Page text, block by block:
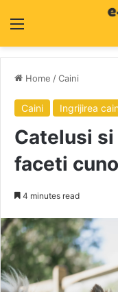
Home /Caini
Caini Ingrijirea
Catelusi
faceti
4 minutes read